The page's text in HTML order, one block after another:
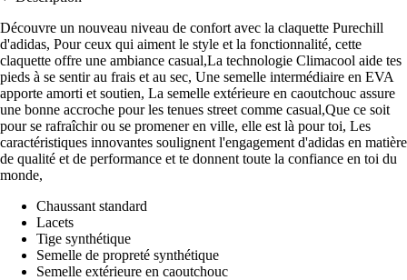
Découvre un nouveau niveau de confort avec la claquette Purechill
d'adidas, Pour ceux qui aiment le style et la fonctionnalité, cette
claquette offre une ambiance casual,La technologie Climacool aide tes
pieds à se sentir au frais et au sec, Une semelle intermédiaire en EVA
apporte amorti et soutien, La semelle extérieure en caoutchouc assure
une bonne accroche pour les tenues street comme casual,Que ce soit
pour se rafraîchir ou se promener en ville, elle est là pour toi, Les
caractéristiques innovantes soulignent l'engagement d'adidas en matière
de qualité et de performance et te donnent toute la confiance en toi du
monde,
Chaussant standard
Lacets
Tige synthétique
Semelle de propreté synthétique
Semelle extérieure en caoutchouc